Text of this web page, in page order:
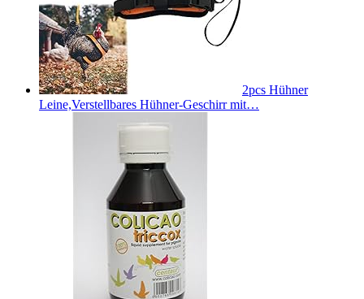
2pcs Hühner
Leine,Verstellbares Hühner-Geschirr mit…